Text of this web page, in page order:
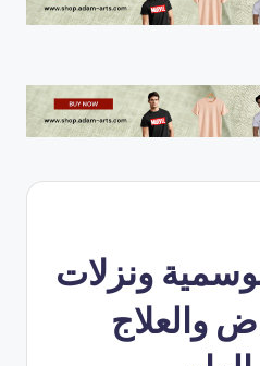
ونزلات
والعلاج